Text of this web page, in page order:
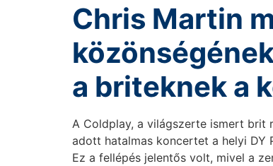
Chris Martin
a briteknek a
A Coldplay, a világszerte ismert brit
adott hatalmas koncertet a helyi DY
Ez a fellépés jelentős volt, mivel a